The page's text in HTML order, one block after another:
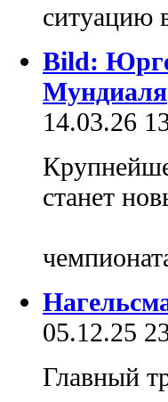
ситуацию
Bild:
Мундиаля
14.03.26
станет
05.12.25
Главный